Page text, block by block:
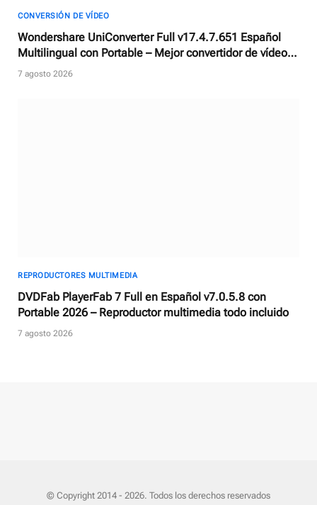
CONVERSIÓN DE VÍDEO
Wondershare UniConverter Full v17.4.7.651 Español
Multilingual con Portable – Mejor convertidor de vídeos
con AI
7 agosto 2026
REPRODUCTORES MULTIMEDIA
DVDFab PlayerFab 7 Full en Español v7.0.5.8 con
Portable 2026 – Reproductor multimedia todo incluido
7 agosto 2026
© Copyright 2014 - 2026. Todos los derechos reservados